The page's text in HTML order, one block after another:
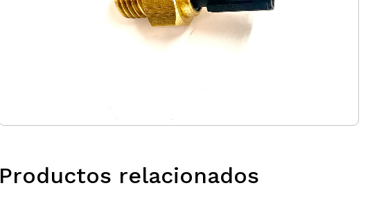
Productos relacionados